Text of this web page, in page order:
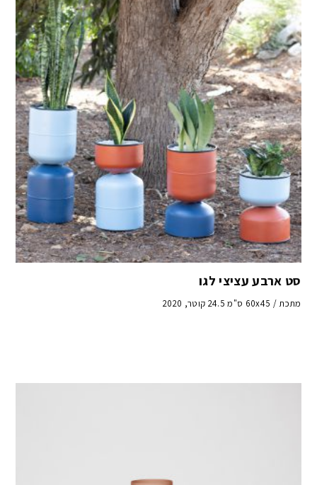
סט ארבע עציצי לגו
מתכת / 60x45 ס"מ 24.5 קוטר, 2020